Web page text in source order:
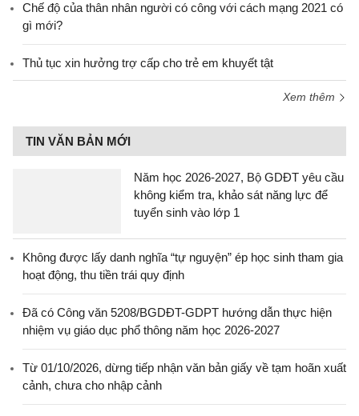
Chế độ của thân nhân người có công với cách mạng 2021 có
gì mới?
Thủ tục xin hưởng trợ cấp cho trẻ em khuyết tật
Xem thêm
TIN VĂN BẢN MỚI
Năm học 2026-2027, Bộ GDĐT yêu cầu
không kiểm tra, khảo sát năng lực để
tuyển sinh vào lớp 1
Không được lấy danh nghĩa “tự nguyện” ép học sinh tham gia
hoạt động, thu tiền trái quy định
Đã có Công văn 5208/BGDĐT-GDPT hướng dẫn thực hiện
nhiệm vụ giáo dục phổ thông năm học 2026-2027
Từ 01/10/2026, dừng tiếp nhận văn bản giấy về tạm hoãn xuất
cảnh, chưa cho nhập cảnh